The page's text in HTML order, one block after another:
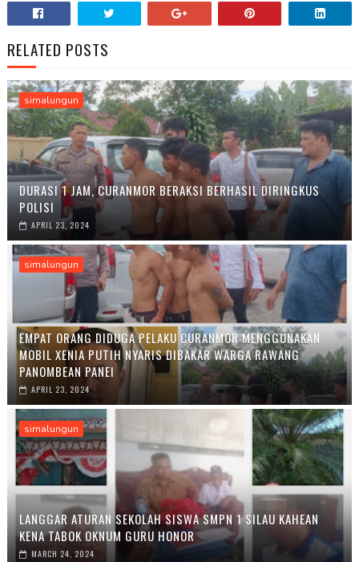
RELATED POSTS
simalungun
DURASI 1 JAM, CURANMOR BERAKSI BERHASIL DIRINGKUS
POLISI
APRIL 23, 2024
simalungun
EMPAT ORANG DIDUGA PELAKU CURANMOR MENGGUNAKAN
MOBIL XENIA PUTIH NYARIS DIBAKAR WARGA RAWANG
PANOMBEAN PANEI
APRIL 23, 2024
simalungun
LANGGAR ATURAN SEKOLAH SISWA SMPN 1 SILAU KAHEAN
KENA TABOK OKNUM GURU HONOR
MARCH 24, 2024